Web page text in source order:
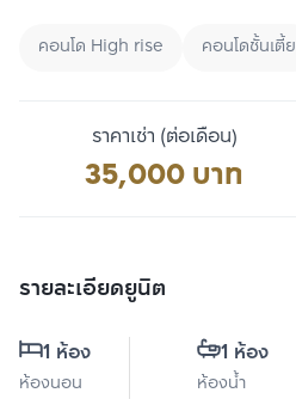
คอนโด High rise คอนโดชั้นเตี้ย
ราคาเช่า (ต่อเดือน)
35,000 บาท
รายละเอียดยูนิต
1 ห้อง
ห้องนอน
1 ห้อง
ห้องน้ำ